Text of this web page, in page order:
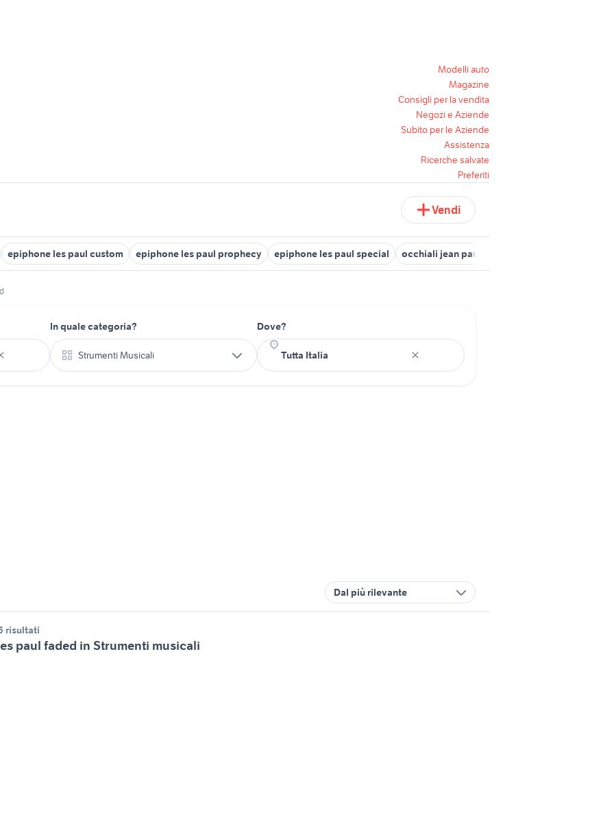
Modelli auto
Magazine
Consigli per la vendita
Negozi e Aziende
Subito per le Aziende
Assistenza
Ricerche salvate
Preferiti
Vendi
epiphone les paul custom epiphone les paul prophecy epiphone les paul special occhiali jean paul gaultier
In quale categoria?
Strumenti Musicali
Dove?
Dal più rilevante
risultati
paul faded in Strumenti musicali